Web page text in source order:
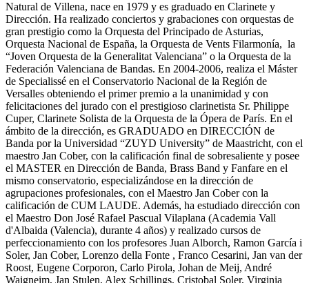
Natural de Villena, nace en 1979 y es graduado en Clarinete y
Dirección. Ha realizado conciertos y grabaciones con orquestas de
gran prestigio como la Orquesta del Principado de Asturias,
Orquesta Nacional de España, la Orquesta de Vents Filarmonía, la
“Joven Orquesta de la Generalitat Valenciana” o la Orquesta de la
Federación Valenciana de Bandas. En 2004-2006, realiza el Máster
de Specialissé en el Conservatorio Nacional de la Región de
Versalles obteniendo el primer premio a la unanimidad y con
felicitaciones del jurado con el prestigioso clarinetista Sr. Philippe
Cuper, Clarinete Solista de la Orquesta de la Ópera de París. En el
ámbito de la dirección, es GRADUADO en DIRECCIÓN de
Banda por la Universidad “ZUYD University” de Maastricht, con el
maestro Jan Cober, con la calificación final de sobresaliente y posee
el MASTER en Dirección de Banda, Brass Band y Fanfare en el
mismo conservatorio, especializándose en la dirección de
agrupaciones profesionales, con el Maestro Jan Cober con la
calificación de CUM LAUDE. Además, ha estudiado dirección con
el Maestro Don José Rafael Pascual Vilaplana (Academia Vall
d'Albaida (Valencia), durante 4 años) y realizado cursos de
perfeccionamiento con los profesores Juan Alborch, Ramon García i
Soler, Jan Cober, Lorenzo della Fonte , Franco Cesarini, Jan van der
Roost, Eugene Corporon, Carlo Pirola, Johan de Meij, André
Waigneim, Jan Stulen, Alex Schillings, Cristobal Soler, Virginia